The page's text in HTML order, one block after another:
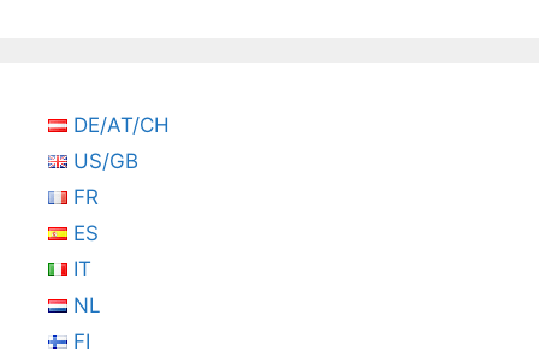
DE/AT/CH
US/GB
FR
ES
IT
NL
FI